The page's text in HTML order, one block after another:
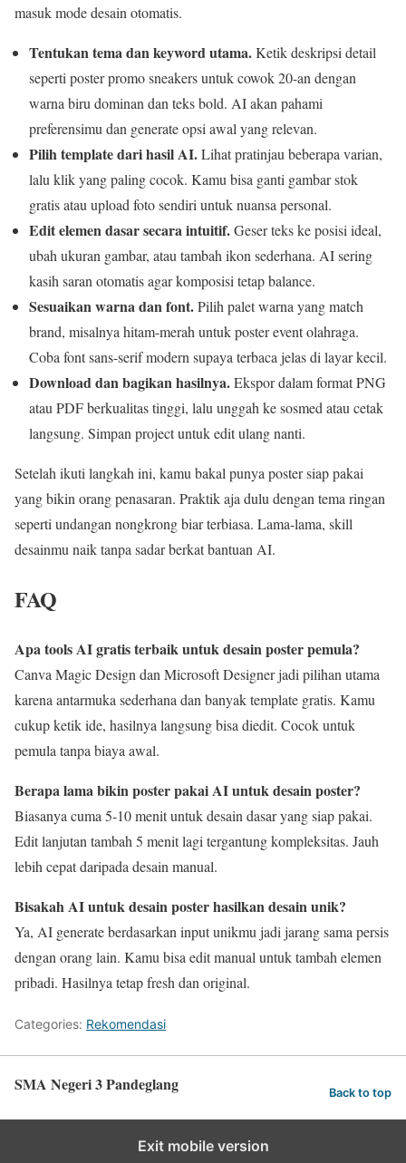
masuk mode desain otomatis.
Tentukan tema dan keyword utama.Ketik deskripsi detail
seperti poster promo sneakers untuk cowok 20-an dengan
warna biru dominan dan teks bold. AI akan pahami
preferensimu dan generate opsi awal yang relevan.
Pilih template dari hasil AI.Lihat pratinjau beberapa varian,
lalu klik yang paling cocok. Kamu bisa ganti gambar stok
gratis atau upload foto sendiri untuk nuansa personal.
Edit elemen dasar secara intuitif.Geser teks ke posisi ideal,
ubah ukuran gambar, atau tambah ikon sederhana. AI sering
kasih saran otomatis agar komposisi tetap balance.
Sesuaikan warna dan font.Pilih palet warna yang match
brand, misalnya hitam-merah untuk poster event olahraga.
Coba font sans-serif modern supaya terbaca jelas di layar kecil.
Download dan bagikan hasilnya.Ekspor dalam format PNG
atau PDF berkualitas tinggi, lalu unggah ke sosmed atau cetak
langsung. Simpan project untuk edit ulang nanti.
Setelah ikuti langkah ini, kamu bakal punya poster siap pakai
yang bikin orang penasaran. Praktik aja dulu dengan tema ringan
seperti undangan nongkrong biar terbiasa. Lama-lama, skill
desainmu naik tanpa sadar berkat bantuan AI.
FAQ
Apa tools AI gratis terbaik untuk desain poster pemula?
Canva Magic Design dan Microsoft Designer jadi pilihan utama
karena antarmuka sederhana dan banyak template gratis. Kamu
cukup ketik ide, hasilnya langsung bisa diedit. Cocok untuk
pemula tanpa biaya awal.
Berapa lama bikin poster pakai AI untuk desain poster?
Biasanya cuma 5-10 menit untuk desain dasar yang siap pakai.
Edit lanjutan tambah 5 menit lagi tergantung kompleksitas. Jauh
lebih cepat daripada desain manual.
Bisakah AI untuk desain poster hasilkan desain unik?
Ya, AI generate berdasarkan input unikmu jadi jarang sama persis
dengan orang lain. Kamu bisa edit manual untuk tambah elemen
pribadi. Hasilnya tetap fresh dan original.
Categories: Rekomendasi
SMA Negeri 3 Pandeglang Back to top
Exit mobile version